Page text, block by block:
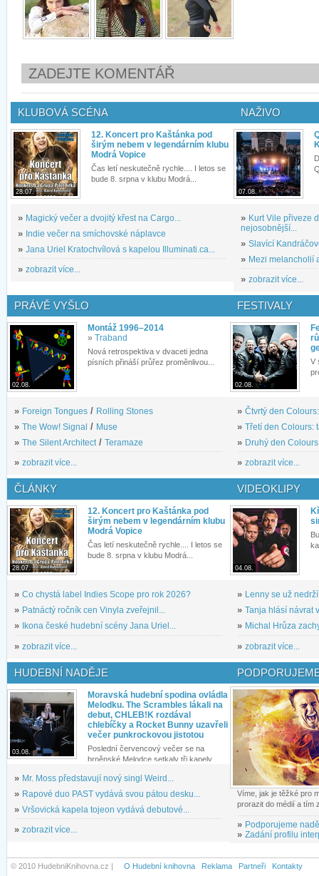
ZADEJTE KOMENTÁŘ
KLUBOVÁ SCÉNA
28.07.
12. Koncert pro Kaštánka pod
širým nebem v legendárním klubu
Modrá Vopice
Čas letí neskutečně rychle.... I letos se
bude 8. srpna v klubu Modrá...
» Magický večer a dvojitý křest na Cargo...
» Indie večer na smíchovské náplavce
» Jana Uriel Kratochvílová s kapelou Illuminati.ca...
» zobrazit více...
NAŽIVO
07.08.
» Kurt Vile přiveze
nejosobnější...
» Slavící
» Mezi melancholií
» zobrazit více...
PRÁVĚ VYŠLO
02.08.
Montáž 1996–2014
» Traband
Nová retrospektiva v dvaceti jedna
písních přináší průřez proměnlivou...
» Foreign Tongues / Rolling Stones
» The Wow! Signal / Muse
» The Silent Architect/ Teramaze
» zobrazit více...
FESTIVALY
02.08.
V
» Čtvrtý den
» Třetí den Colours:
» Druhý den
» zobrazit více...
ČLÁNKY
28.07.
12. Koncert pro Kaštánka pod
širým nebem v legendárním klubu
Modrá Vopice
Čas letí neskutečně rychle.... I letos se
bude 8. srpna v klubu Modrá...
» Co chystá label Indies Scope pro rok 2026?
» Patnáctý ročník cen Vinyla zveřejnil...
»
Ikona české hudební scény Jana Uriel...
» zobrazit více...
VIDEOKLIPY
04.08.
» Lenny se už
» Tanja hlásí návrat
» Michal Hrůza
» zobrazit více...
HUDEBNÍ NADĚJE
03.08.
Moravská hudební spodina ovládla
Melodku. The Scrambles lákali na
debut, CHLEB!K rozdával
chlebíčky a Rocket Bunny uzavřeli
večer punkrockovou jistotou
Poslední červencový večer se na
brněnské Melodce setkaly tři kapely...
» Mr. Moss představují nový singl Weird...
» Rapové duo PAST vydává svou pátou desku...
» Vršovická kapela tojeon vydává debutové...
» zobrazit více...
Víme, jak je těžké pro
prorazit do médií a tím
» Podporujeme
» Zadání profilu
© 2010 HudebniKnihovna.cz | O Hudební knihovna Reklama Partneři Kontakty